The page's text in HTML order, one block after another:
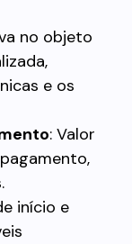
no objeto
e os
: Valor
início e